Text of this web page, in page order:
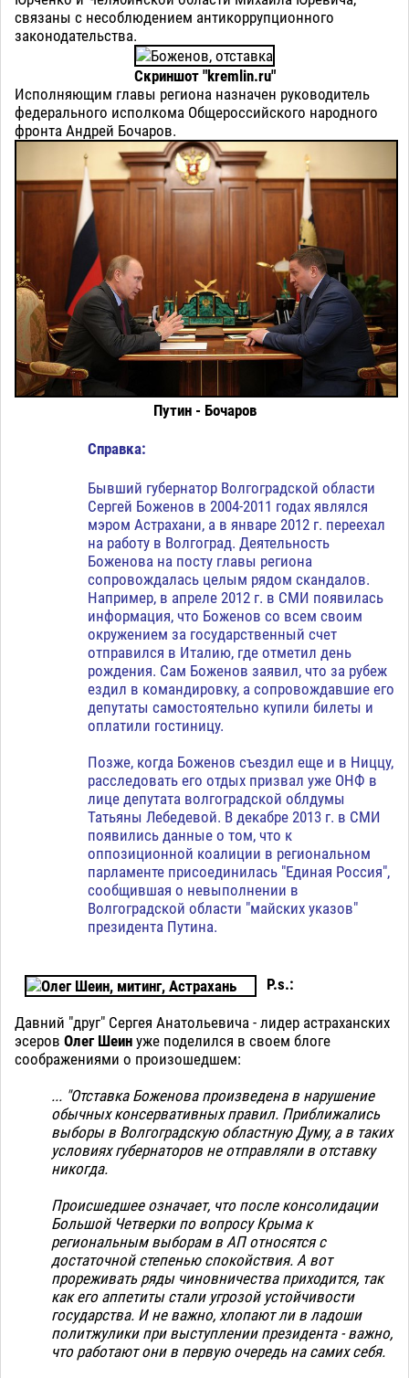
связаны с несоблюдением антикоррупционного
законодательства.
Скриншот "kremlin.ru"
Исполняющим главы региона назначен руководитель
федерального исполкома Общероссийского народного
фронта Андрей Бочаров.
Путин - Бочаров
Справка:
Бывший губернатор Волгоградской области
Сергей Боженов в 2004-2011 годах являлся
мэром Астрахани, а в январе 2012 г. переехал
на работу в Волгоград. Деятельность
Боженова на посту главы региона
сопровождалась целым рядом скандалов.
Например, в апреле 2012 г. в СМИ появилась
информация, что Боженов со всем своим
окружением за государственный счет
отправился в Италию, где отметил день
рождения. Сам Боженов заявил, что за рубеж
ездил в командировку, а сопровождавшие его
депутаты самостоятельно купили билеты и
оплатили гостиницу.
Позже, когда Боженов съездил еще и в Ниццу,
расследовать его отдых призвал уже ОНФ в
лице депутата волгоградской облдумы
Татьяны Лебедевой. В декабре 2013 г. в СМИ
появились данные о том, что к
оппозиционной коалиции в региональном
парламенте присоединилась "Единая Россия",
сообщившая о невыполнении в
Волгоградской области "майских указов"
президента Путина.
P.s.:
Давний "друг" Сергея Анатольевича - лидер астраханских
эсеров Олег Шеин уже поделился в своем блоге
соображениями о произошедшем:
... "Отставка Боженова произведена в нарушение
обычных консервативных правил. Приближались
выборы в Волгоградскую областную Думу, а в таких
условиях губернаторов не отправляли в отставку
никогда.
Происшедшее означает, что после консолидации
Большой Четверки по вопросу Крыма к
региональным выборам в АП относятся с
достаточной степенью спокойствия. А вот
прореживать ряды чиновничества приходится, так
как его аппетиты стали угрозой устойчивости
государства. И не важно, хлопают ли в ладоши
политжулики при выступлении президента - важно,
что работают они в первую очередь на самих себя.